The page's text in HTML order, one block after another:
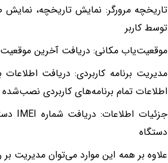
تاریخچه مرورگر: نمایش تاریخچه،
توسط کاربر
موقعیت‌یاب مکانی: دریافت آخرین
مدیریت برنامه کاربردی: دریافت
اطلاعات تمام برنامه‌های کاربردی
دستگاه
علاوه بر همه این موارد می‌توان مدیریت